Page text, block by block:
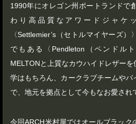
1990年にオレゴン州ポートランドで
わり高品質なアワードジャケ
〈Settlemier’s（セトルマイヤーズ
でもある〈Pendleton（ペンドルト
MELTONと上質なカウハイドレザー
学はもちろん、カークラブチームやバ
で、地元を拠点として今もなお愛され
今回ARCH米村屋ではオールブラック